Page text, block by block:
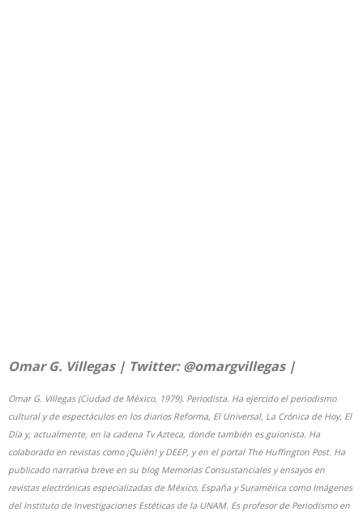
Omar G. Villegas | Twitter:@omargvillegas|
Omar G. Villegas (Ciudad de México, 1979). Periodista. Ha ejercido el periodismo
cultural y de espectáculos en los diarios Reforma, El Universal, La Crónica de Hoy, El
Día y, actualmente, en la cadena Tv Azteca, donde también es guionista. Ha
colaborado en revistas como ¡Quién! y DEEP, y en el portal The Huffington Post. Ha
publicado narrativa breve en su blog Memorias Consustanciales y ensayos en
revistas electrónicas especializadas de México, España y Suramérica como Imágenes
del Instituto de Investigaciones Estéticas de la UNAM. Es profesor de Periodismo en